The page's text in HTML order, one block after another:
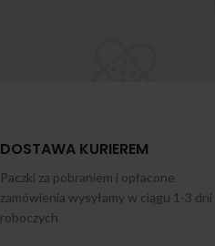
DOSTAWA KURIEREM
Paczki za pobraniem i opłacone
zamówienia wysyłamy w ciągu 1-3 dni
roboczych